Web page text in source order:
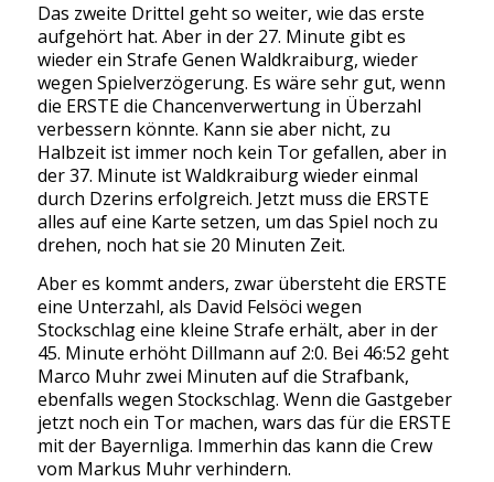
Das zweite Drittel geht so weiter, wie das erste
aufgehört hat. Aber in der 27. Minute gibt es
wieder ein Strafe Genen Waldkraiburg, wieder
wegen Spielverzögerung. Es wäre sehr gut, wenn
die ERSTE die Chancenverwertung in Überzahl
verbessern könnte. Kann sie aber nicht, zu
Halbzeit ist immer noch kein Tor gefallen, aber in
der 37. Minute ist Waldkraiburg wieder einmal
durch Dzerins erfolgreich. Jetzt muss die ERSTE
alles auf eine Karte setzen, um das Spiel noch zu
drehen, noch hat sie 20 Minuten Zeit.
Aber es kommt anders, zwar übersteht die ERSTE
eine Unterzahl, als David Felsöci wegen
Stockschlag eine kleine Strafe erhält, aber in der
45. Minute erhöht Dillmann auf 2:0. Bei 46:52 geht
Marco Muhr zwei Minuten auf die Strafbank,
ebenfalls wegen Stockschlag. Wenn die Gastgeber
jetzt noch ein Tor machen, wars das für die ERSTE
mit der Bayernliga. Immerhin das kann die Crew
vom Markus Muhr verhindern.